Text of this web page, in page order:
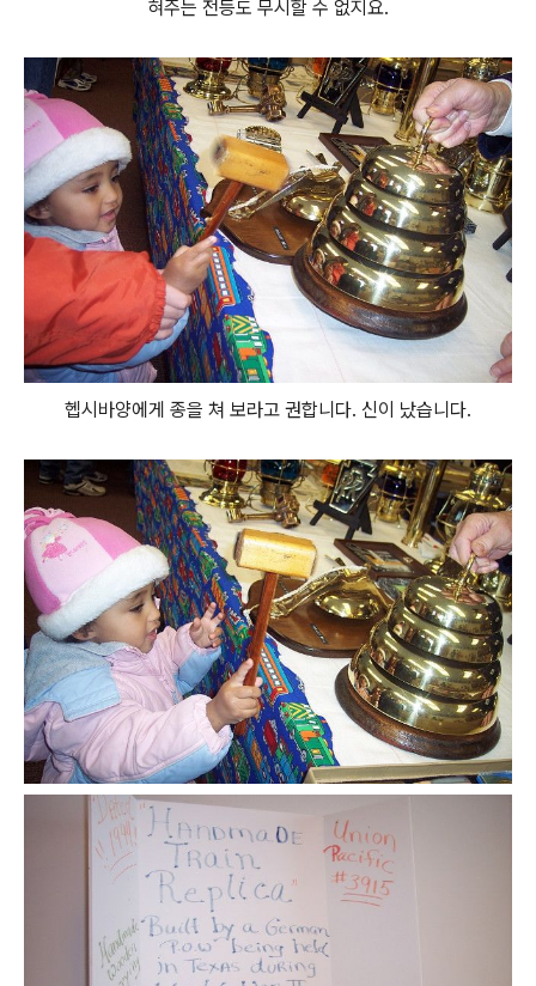
혀주는 전등도 무시할 수 없지요.
헵시바양에게 종을 쳐 보라고 권합니다. 신이 났습니다.